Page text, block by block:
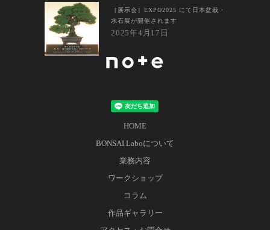
［展示会］EXPO2025 にて日本盆栽・
水石展が開催されます
2025年4月17日
HOME
BONSAI Laboについて
業務内容
ワークショップ
コラム
作品ギャラリー